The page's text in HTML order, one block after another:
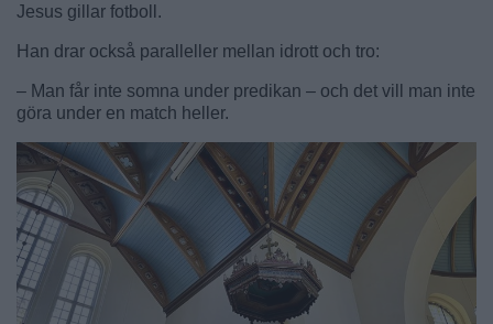
Jesus gillar fotboll.
Han drar också paralleller mellan idrott och tro:
– Man får inte somna under predikan – och det vill man inte
göra under en match heller.